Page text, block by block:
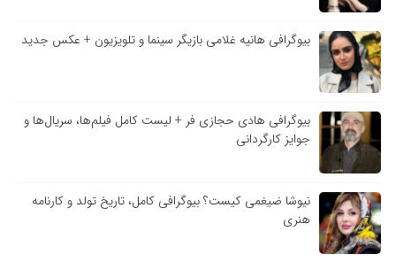
بیوگرافی هانیه غلامی بازیگر سینما و تلویزیون + عکس جدید
بیوگرافی هادی حجازی فر + لیست کامل فیلم‌ها، سریال‌ها و
جوایز کارگردانی
نیوشا ضیغمی کیست؟ بیوگرافی کامل، تاریخ تولد و کارنامه
هنری